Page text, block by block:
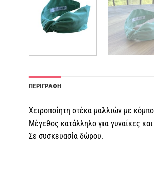
ΠΕΡΙΓΡΑΦΗ
Χειροποίητη στέκα μαλλιών με
Μέγεθος κατάλληλο για γυναίκες
Σε συσκευασία δώρου.